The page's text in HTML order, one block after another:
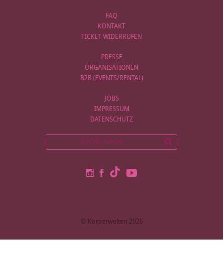
FAQ
KONTAKT
TICKET WIDERRUFEN
PRESSE
ORGANISATIONEN
B2B (EVENTS/RENTAL)
JOBS
IMPRESSUM
DATENSCHUTZ
© Körperwelten 2026